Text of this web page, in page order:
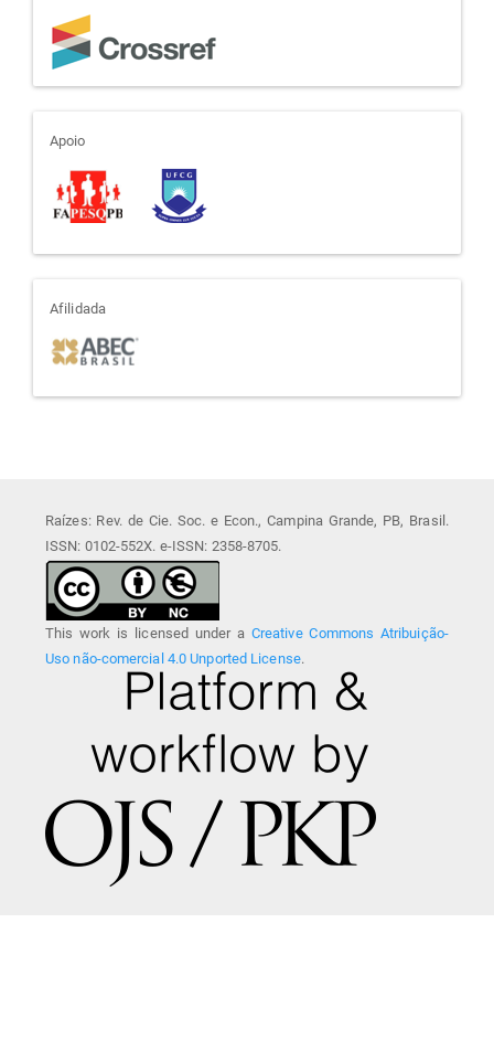
apoio
Apoio
afiliada
Afilidada
Raízes: Rev. de Cie. Soc. e Econ., Campina Grande, PB, Brasil.
ISSN: 0102-552X. e-ISSN: 2358-8705.
This work is licensed under a Creative Commons Atribuição-
Uso não-comercial 4.0 Unported License.